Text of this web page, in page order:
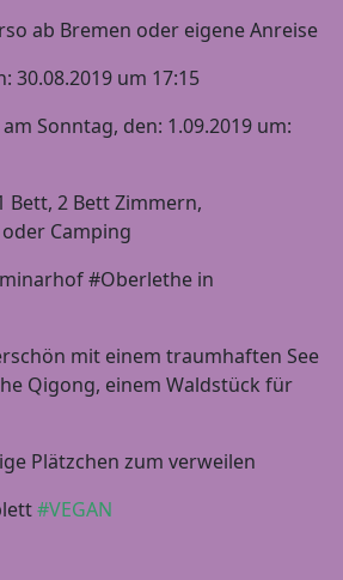
ab Bremen oder eigene Anreise
30.08.2019 um 17:15
Sonntag, den: 1.09.2019 um:
2 Bett Zimmern,
Camping
#Oberlethe in
mit einem traumhaften See
Qigong, einem Waldstück für
Plätzchen zum verweilen
#VEGAN